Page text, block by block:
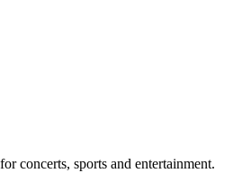
concerts, sports and entertainment.